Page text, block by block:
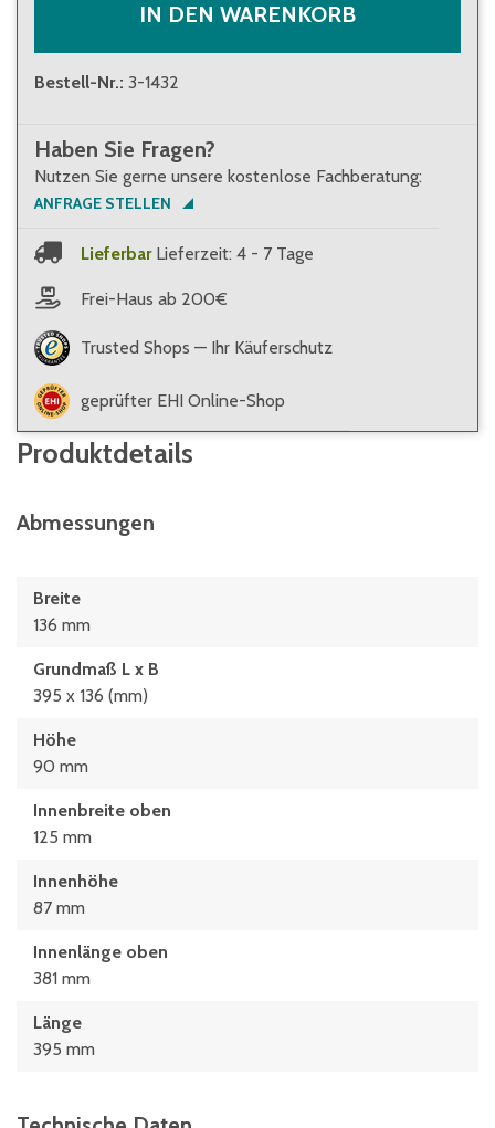
IN DEN WARENKORB
Bestell-Nr.: 3-1432
Haben Sie Fragen?
Nutzen Sie gerne unsere kostenlose Fachberatung:
ANFRAGE STELLEN
Lieferbar Lieferzeit: 4 - 7 Tage
Frei-Haus ab 200€
Trusted Shops — Ihr Käuferschutz
geprüfter EHI Online-Shop
Produktdetails
Abmessungen
Breite
136 mm
Grundmaß L x B
395 x 136 (mm)
Höhe
90 mm
Innenbreite oben
125 mm
Innenhöhe
87 mm
Innenlänge oben
381 mm
Länge
395 mm